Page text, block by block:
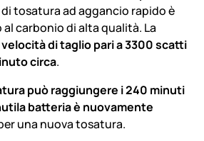
di tosatura ad aggancio rapido è
carbonio di alta qualità. La
velocità di taglio pari a 3300 scatti
circa.
può raggiungere i 240 minuti
la batteria è nuovamente
una nuova tosatura.